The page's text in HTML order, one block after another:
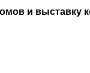
и выставку